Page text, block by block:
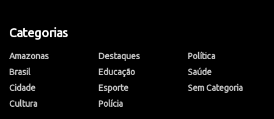
Categorias
Amazonas
Brasil
Cidade
Cultura
Destaques
Educação
Esporte
Polícia
Política
Saúde
Sem Categoria